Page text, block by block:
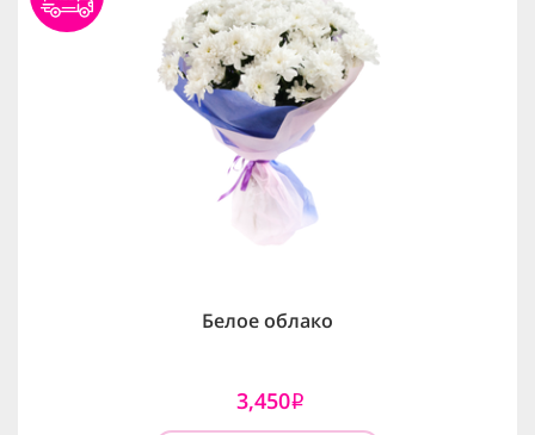
Белое облако
3,450i